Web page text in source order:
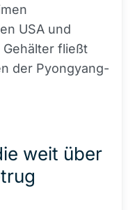
USA und
Gehälter fließt
der Pyongyang-
weit über